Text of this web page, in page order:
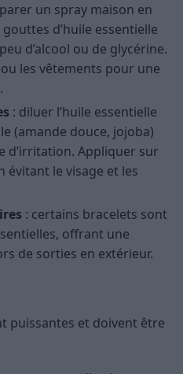
un spray maison en
d’huile essentielle
d’alcool ou de glycérine.
les vêtements pour une
: diluer l’huile essentielle
(amande douce, jojoba)
d’irritation. Appliquer sur
évitant le visage et les
: certains bracelets sont
offrant une
de sorties en extérieur.
puissantes et doivent être